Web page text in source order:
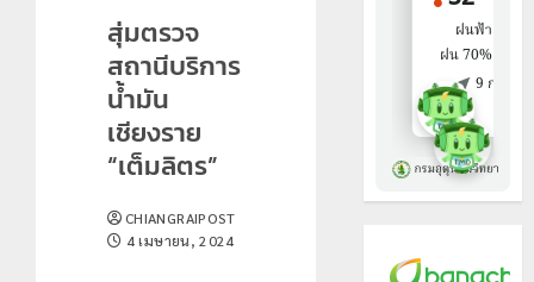
สุ่มตรวจ
สถานีบริการ
น้ำมัน
เชียงราย
“เต็มลิตร”
CHIANGRAIPOST
4 เมษายน, 2024